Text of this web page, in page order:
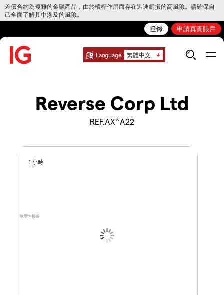
差價合約為複雜的金融產品，由於槓桿作用而存在迅速虧損的高風險。請確保自
己全面了解其中涉及的風險。
登錄 申請真實賬戶
Language 繁體中文
Reverse Corp Ltd
REF.AX^A22
指示性數據
1 小時